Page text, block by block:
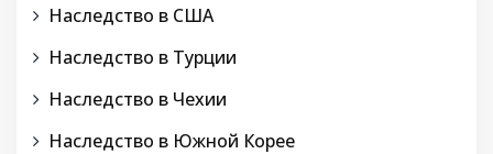
Наследство в США
Наследство в Турции
Наследство в Чехии
Наследство в Южной Корее